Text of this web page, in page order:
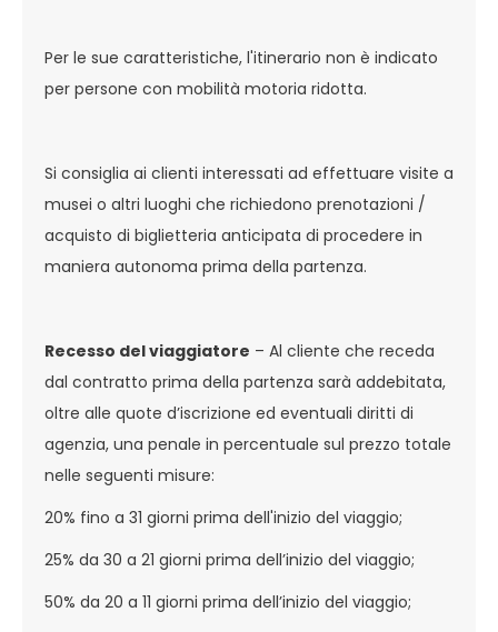
Per le sue caratteristiche, l'itinerario non è indicato
per persone con mobilità motoria ridotta.
Si consiglia ai clienti interessati ad effettuare visite a
musei o altri luoghi che richiedono prenotazioni /
acquisto di biglietteria anticipata di procedere in
maniera autonoma prima della partenza.
Recesso del viaggiatore – Al cliente che receda
dal contratto prima della partenza sarà addebitata,
oltre alle quote d’iscrizione ed eventuali diritti di
agenzia, una penale in percentuale sul prezzo totale
nelle seguenti misure:
20% fino a 31 giorni prima dell'inizio del viaggio;
25% da 30 a 21 giorni prima dell’inizio del viaggio;
50% da 20 a 11 giorni prima dell’inizio del viaggio;